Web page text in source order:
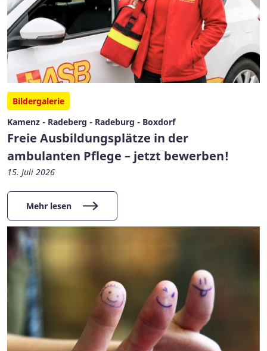
Bildergalerie
Kamenz - Radeberg - Radeburg - Boxdorf
Freie Ausbildungsplätze in der
ambulanten Pflege – jetzt bewerben!
15. Juli 2026
Mehr lesen